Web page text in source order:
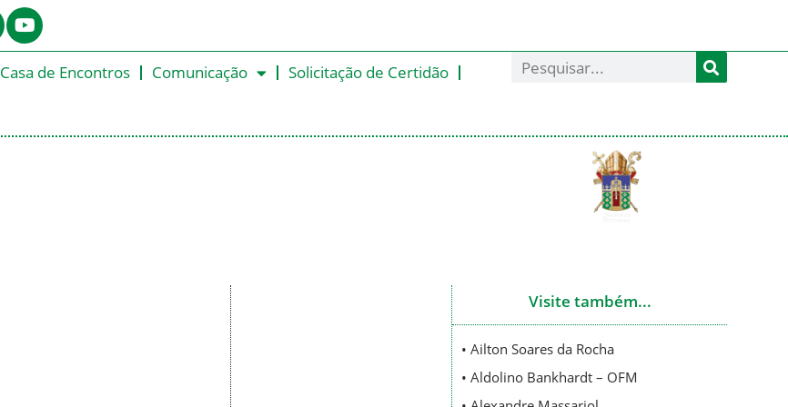
Casa de Encontros Comunicação
Solicitação de Certidão
Visite também...
• Ailton Soares da Rocha
• Aldolino Bankhardt – OFM